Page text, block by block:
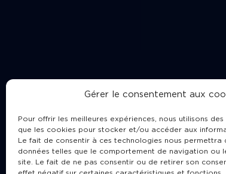
Gérer le consentement aux
Pour offrir les meilleures expériences, nous utilisons
que les cookies pour stocker et/ou accéder aux
Le fait de consentir à ces technologies nous permettra
données telles que le comportement de navigation ou
site. Le fait de ne pas consentir ou de retirer son